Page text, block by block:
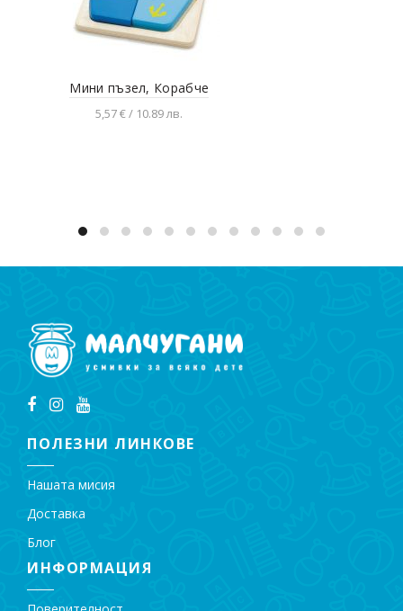
Мини пъзел, Корабче
5,57 € / 10.89 лв.
ПОЛЕЗНИ ЛИНКОВЕ
Нашата мисия
Доставка
Блог
ИНФОРМАЦИЯ